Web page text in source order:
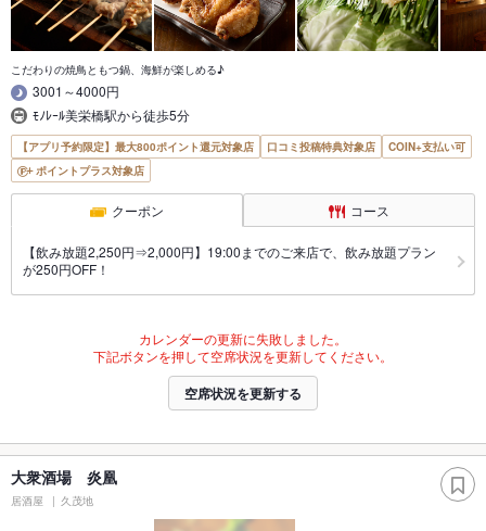
こだわりの焼鳥ともつ鍋、海鮮が楽しめる♪
3001～4000円
ﾓﾉﾚｰﾙ美栄橋駅から徒歩5分
【アプリ予約限定】最大800ポイント還元対象店 口コミ投稿特典対象店
COIN+支払い可
ポイントプラス対象店
クーポン コース
【飲み放題2,250円⇒2,000円】19:00までのご来店で、飲み放題プラン
が250円OFF！
カレンダーの更新に失敗しました。
下記ボタンを押して空席状況を更新してください。
空席状況を更新する
大衆酒場 炎凰
居酒屋 久茂地